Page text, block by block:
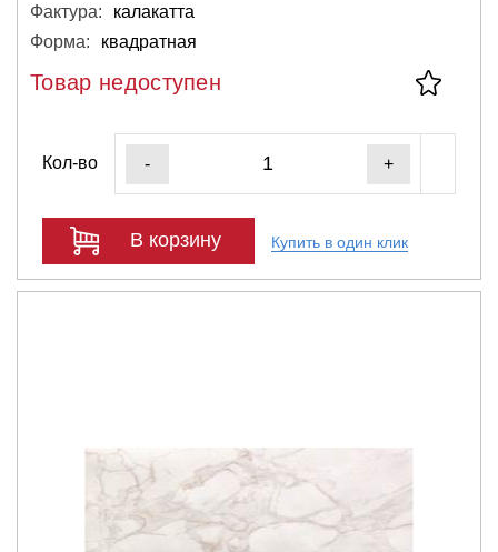
Фактура:
калакатта
Форма:
квадратная
Товар недоступен
Кол-во - +
В корзину Купить в один клик